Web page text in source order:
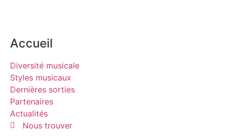
Accueil
Diversité musicale
Styles musicaux
Dernières sorties
Partenaires
Actualités
Nous trouver